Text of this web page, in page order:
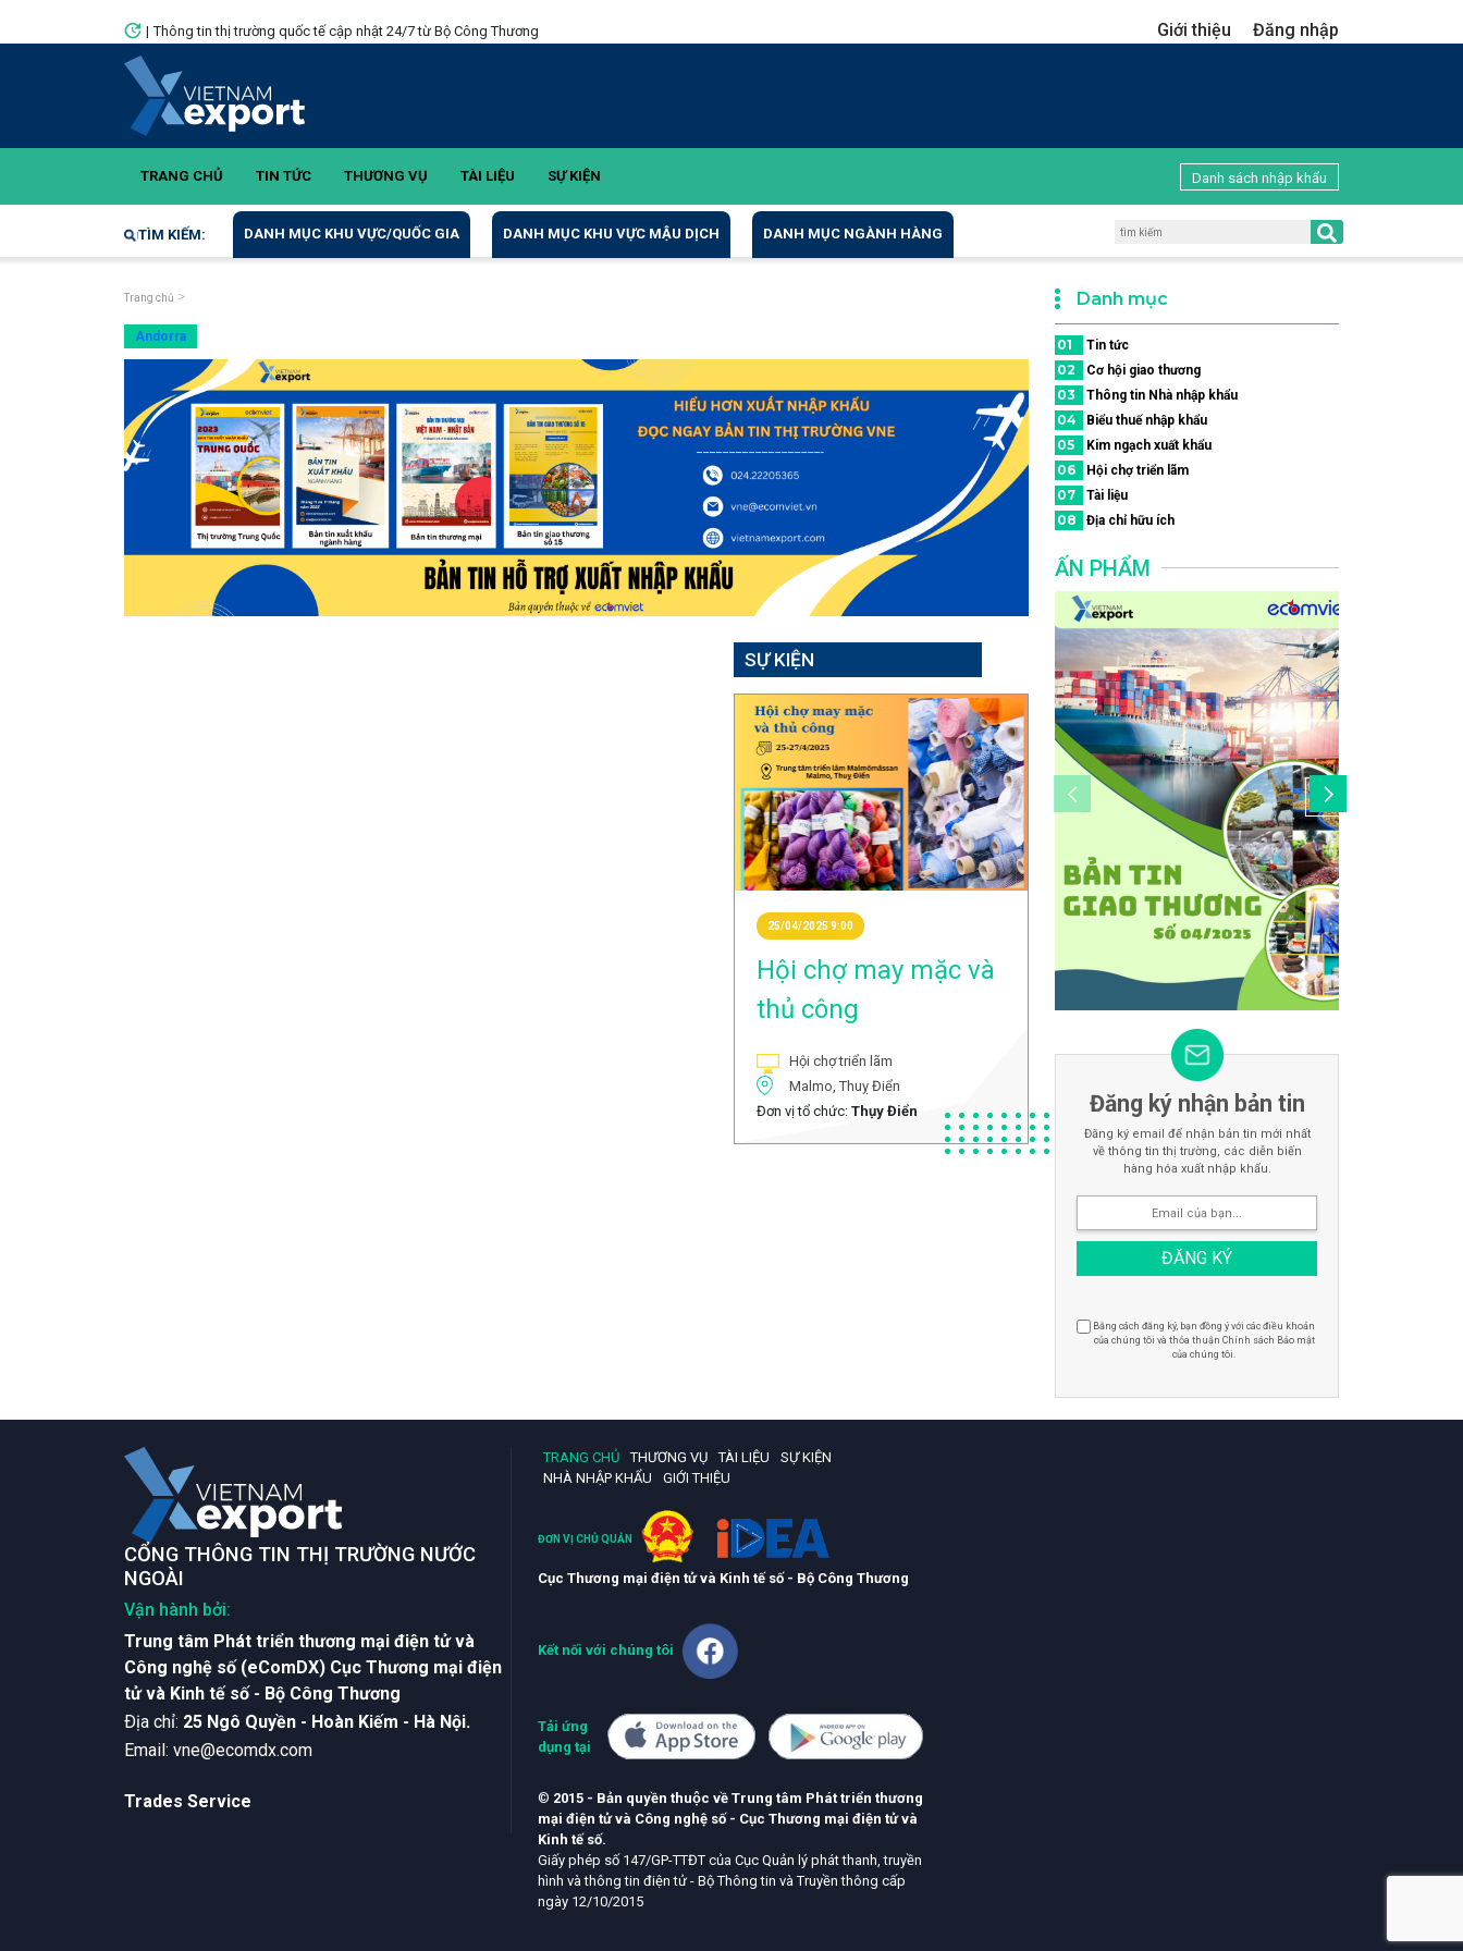
| Thông tin thị trường quốc tế cập nhật 24/7 từ Bộ Công Thương Giới thiệu Đăng nhập
TRANG CHỦ TIN TỨC THƯƠNG VỤ TÀI LIỆU SỰ KIỆN Danh sách nhập khẩu
TÌM KIẾM: DANH MỤC KHU VỰC/QUỐC GIA DANH MỤC KHU VỰC MẬU DỊCH DANH MỤC NGÀNH HÀNG
Trang chủ
Andorra
SỰ KIỆN
25/04/2025 9:00
Hội chợ may mặc và
thủ công
Hội chợ triển lãm
Malmo, Thuỵ Điển
Đơn vị tổ chức: Thụy Điển
Danh mục
01 Tin tức
02 Cơ hội giao thương
03 Thông tin Nhà nhập khẩu
04 Biểu thuế nhập khẩu
05 Kim ngạch xuất khẩu
06 Hội chợ triển lãm
07 Tài liệu
08 Địa chỉ hữu ích
ẤN PHẨM
Đăng ký nhận bản tin
Đăng ký email để nhận bản tin mới nhất
về thông tin thị trường, các diễn biến
hàng hóa xuất nhập khẩu.
Bằng cách đăng ký, bạn đồng ý với các điều khoản
của chúng tôi và thỏa thuận Chính sách Bảo mật
của chúng tôi.
CỔNG THÔNG TIN THỊ TRƯỜNG NƯỚC
NGOÀI
Vận hành bởi:
Trung tâm Phát triển thương mại điện tử và
Công nghệ số (eComDX) Cục Thương mại điện
tử và Kinh tế số - Bộ Công Thương
Ðịa chỉ: 25 Ngô Quyền - Hoàn Kiếm - Hà Nội.
Email: vne@ecomdx.com
Trades Service
TRANG CHỦ THƯƠNG VỤ TÀI LIỆU
SỰ KIỆN
NHÀ NHẬP KHẨU
GIỚI THIỆU
ĐƠN VỊ CHỦ QUẢN
Cục Thương mại điện tử và Kinh tế số - Bộ Công Thương
Kết nối với chúng tôi
Tải ứng
dụng tại
© 2015 - Bản quyền thuộc về Trung tâm Phát triển thương
mại điện tử và Công nghệ số - Cục Thương mại điện tử và
Kinh tế số.
Giấy phép số 147/GP-TTĐT của Cục Quản lý phát thanh, truyền
hình và thông tin điện tử - Bộ Thông tin và Truyền thông cấp
ngày 12/10/2015